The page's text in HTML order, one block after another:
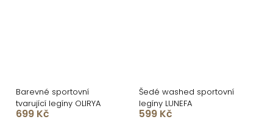
Barevné sportovní
tvarující legíny OLIRYA
699 Kč
Šedé washed sportovní
legíny LUNEFA
599 Kč